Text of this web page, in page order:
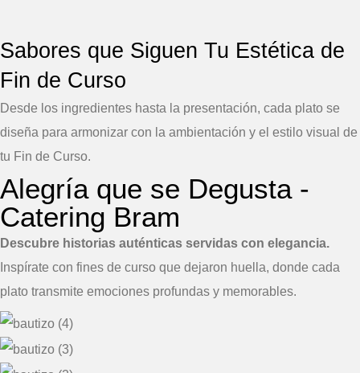
Sabores que Siguen Tu Estética de
Fin de Curso
Desde los ingredientes hasta la presentación, cada plato se
diseña para armonizar con la ambientación y el estilo visual de
tu Fin de Curso.
Alegría que se Degusta -
Catering Bram
Descubre historias auténticas servidas con elegancia.
Inspírate con fines de curso que dejaron huella, donde cada
plato transmite emociones profundas y memorables.